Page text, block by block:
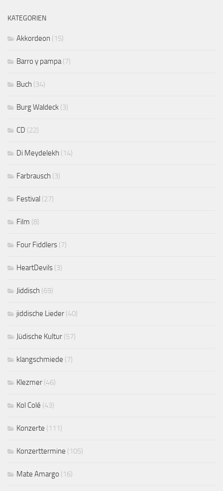
KATEGORIEN
Akkordeon (15)
Barro y pampa(7)
Buch (34)
Burg Waldeck (3)
CD (22)
Di Meydelekh (14)
Farbrausch (3)
Festival (27)
Film (8)
Four Fiddlers (7)
HeartDevils (3)
Jiddisch (69)
jiddische Lieder (40)
Jüdische Kultur (57)
klangschmiede (7)
Klezmer (46)
Kol Colé (43)
Konzerte (111)
Konzerttermine (105)
Mate Amargo (16)